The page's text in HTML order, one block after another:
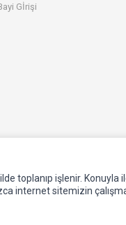
Gİrişi
toplanıp işlenir. Konuyla
internet sitemizin